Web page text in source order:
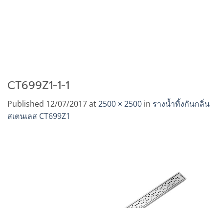
CT699Z1-1-1
Published 12/07/2017at2500 × 2500 in รางน้ำทิ้งกันกลิ่น
สเตนเลส CT699Z1